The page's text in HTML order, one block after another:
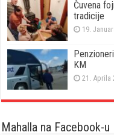
Čuvena
tradicije
19.
KM
21. Aprila
Mahalla na Facebook-u